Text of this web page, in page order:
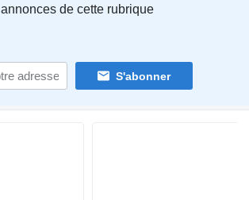
annonces de cette rubrique
S'abonner